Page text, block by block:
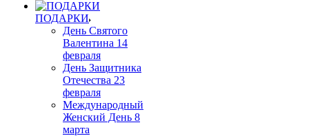
ПОДАРКИ
День Святого
Валентина 14
февраля
День Защитника
Отечества 23
февраля
Международный
Женский День 8
марта